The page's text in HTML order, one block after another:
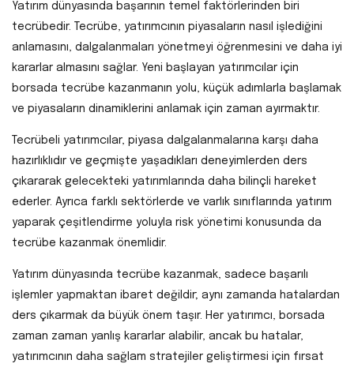
Yatırım dünyasında başarının temel faktörlerinden biri
tecrübedir. Tecrübe, yatırımcının piyasaların nasıl işlediğini
anlamasını, dalgalanmaları yönetmeyi öğrenmesini ve daha iyi
kararlar almasını sağlar. Yeni başlayan yatırımcılar için
borsada tecrübe kazanmanın yolu, küçük adımlarla başlamak
ve piyasaların dinamiklerini anlamak için zaman ayırmaktır.
Tecrübeli yatırımcılar, piyasa dalgalanmalarına karşı daha
hazırlıklıdır ve geçmişte yaşadıkları deneyimlerden ders
çıkararak gelecekteki yatırımlarında daha bilinçli hareket
ederler. Ayrıca farklı sektörlerde ve varlık sınıflarında yatırım
yaparak çeşitlendirme yoluyla risk yönetimi konusunda da
tecrübe kazanmak önemlidir.
Yatırım dünyasında tecrübe kazanmak, sadece başarılı
işlemler yapmaktan ibaret değildir; aynı zamanda hatalardan
ders çıkarmak da büyük önem taşır. Her yatırımcı, borsada
zaman zaman yanlış kararlar alabilir, ancak bu hatalar,
yatırımcının daha sağlam stratejiler geliştirmesi için fırsat